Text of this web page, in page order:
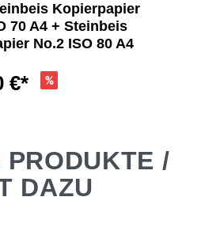
Kopierpapier
70 A4 + Steinbeis
No.2 ISO 80 A4
€*
/
DAZU